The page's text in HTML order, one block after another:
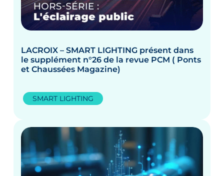
LACROIX – SMART LIGHTING présent dans
le supplément n°26 de la revue PCM ( Ponts
et Chaussées Magazine)
SMART LIGHTING